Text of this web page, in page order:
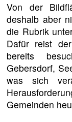
Von der
deshalb aber
die Rubrik
Dafür reist
bereits
Gebersdorf,
was sich
Gemeinden